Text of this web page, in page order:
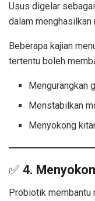
Usus digelar sebagai
dalam
Beberapa kajian
tertentu boleh
Mengurangkan
Menstabilkan
Menyokong
✅ 4.
Probiotik membantu